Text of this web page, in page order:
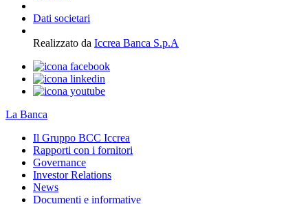
Dati societari
Realizzato da Iccrea Banca S.p.A
La Banca
Il Gruppo BCC Iccrea
Rapporti con i fornitori
Governance
Investor Relations
News
Documenti e informative